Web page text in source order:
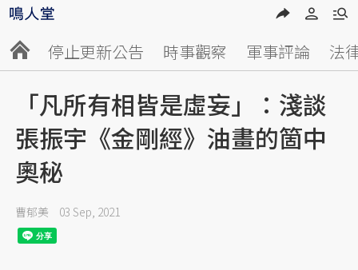
停止更新公告 時事觀察 軍事評論 法
「凡所有相皆是虛妄」：淺談
張振宇《金剛經》油畫的箇中
奧秘
曹郁美 03 Sep, 2021